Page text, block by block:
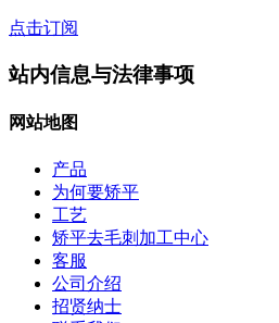
点击订阅
站内信息与法律事项
网站地图
产品
为何要矫平
工艺
矫平去毛刺加工中心
客服
公司介绍
招贤纳士